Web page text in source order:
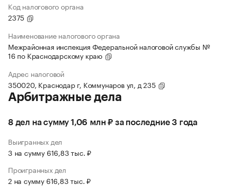
Код налогового органа
2375
Наименование налогового органа
Межрайонная инспекция Федеральной налоговой службы №
16 по Краснодарскому краю
Адрес налоговой
350020, Краснодар г, Коммунаров ул, д 235
Арбитражные дела
8 дел на сумму 1,06 млн ₽ за последние 3 года
Выигранных дел
3 на сумму 616,83 тыс. ₽
Проигранных дел
2 на сумму 616,83 тыс. ₽